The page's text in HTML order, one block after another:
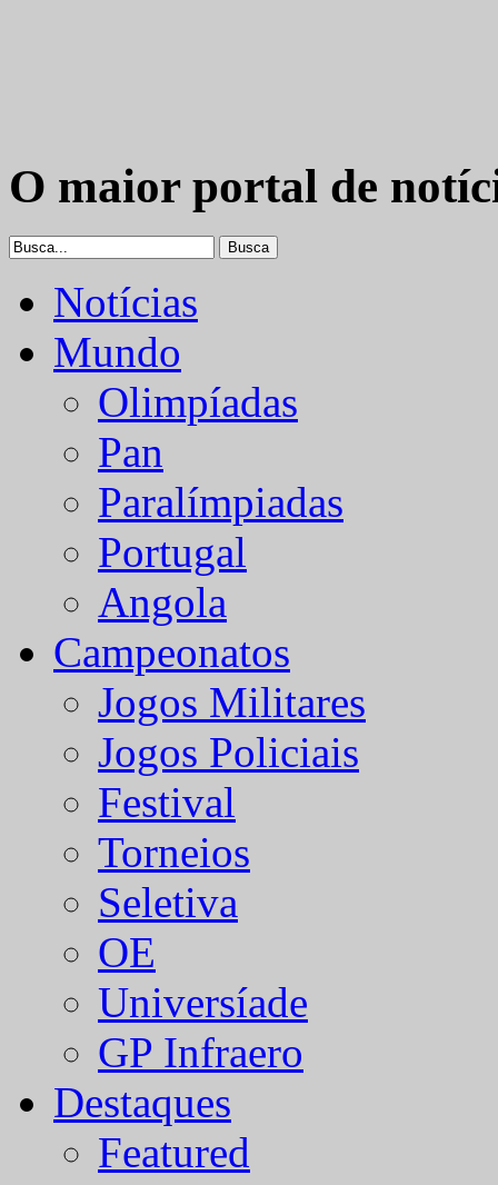
O maior portal de
Notícias
Mundo
Olimpíadas
Pan
Paralímpiadas
Portugal
Angola
Campeonatos
Jogos Militares
Jogos Policiais
Festival
Torneios
Seletiva
OE
Universíade
GP Infraero
Destaques
Featured